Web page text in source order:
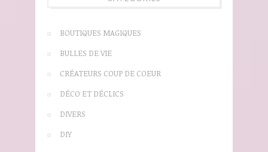
BOUTIQUES MAGIQUES
BULLES DE VIE
CRÉATEURS COUP DE COEUR
DÉCO ET DÉCLICS
DIVERS
DIY